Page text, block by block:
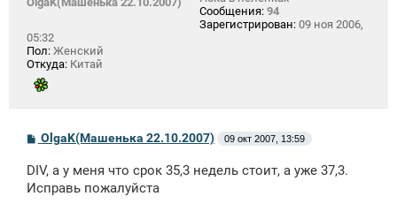
Сообщения: 94
Зарегистрирован: 09 ноя 2006,
05:32
Пол: Женский
Откуда: Китай
С
б
щ
OlgaK(Машенька 22.10.2007) 09 окт 2007, 13:59
DIV, а у меня что срок 35,3 недель стоит, а уже 37,3.
Исправь пожалуйста